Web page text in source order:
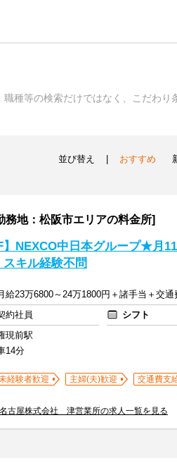
種等の検索だけではなく、こだわり
並び替え おすすめ
地：松阪市エリアの料金所]
】NEXCO中日本グループ★月
キル経験不問
給23万6800～24万1800円＋諸手当＋交通
約社員 シフト
現前駅
14分
経験者歓迎 主婦(夫)歓迎
交通費支
古屋株式会社 津営業所の求人一覧を見る